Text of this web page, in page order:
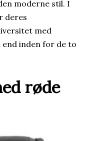
moderne stil. I
deres
med
inden for de to
røde